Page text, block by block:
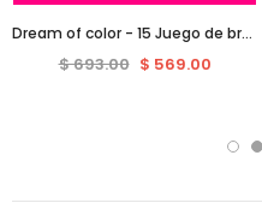
Dream of color - 15 Juego de brochas de maquillaje colorido Pieces
$ 693.00 $ 569.00